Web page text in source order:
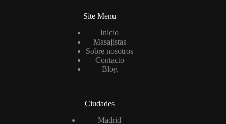
Site Menu
Inicio
Masajistas
Sobre nosotros
Contacto
Blog
Ciudades
Madrid